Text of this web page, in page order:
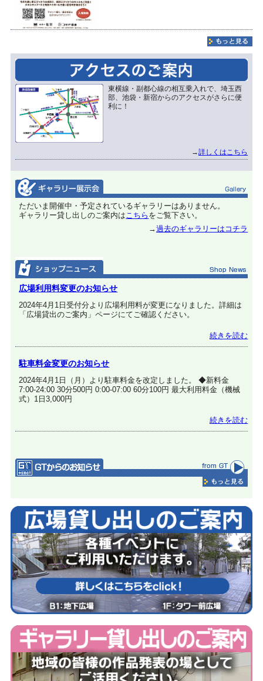
東横線・副都心線の相互乗入れで、埼玉西
部、池袋・新宿からのアクセスがさらに便
利に！
→詳しくはこちら
ただいま開催中・予定されているギャラリーはありません。
ギャラリー貸し出しのご案内はこちら をご覧下さい。
→過去のギャラリーはコチラ
広場利用料変更のお知らせ
2024年4月1日受付分より広場利用料が変更になりました。詳細は
「広場貸出のご案内」ページにてご確認ください。
続きを読む
駐車料金変更のお知らせ
2024年4月1日（月）より駐車料金を改定しました。 ◆新料金
7:00-24:00 30分500円 0:00-07:00 60分100円 最大利用料金（機械
式）1日3,000円
続きを読む